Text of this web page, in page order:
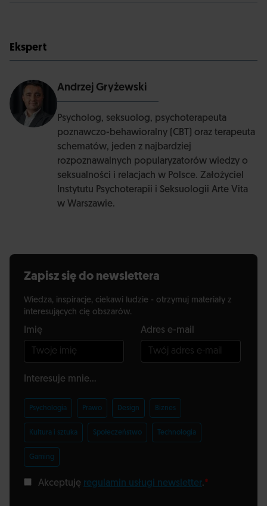
Ekspert
Andrzej Gryżewski
Psycholog, seksuolog, psychoterapeuta
poznawczo-behawioralny (CBT) oraz terapeuta
schematów, jeden z najbardziej
rozpoznawalnych popularyzatorów wiedzy o
seksualności i relacjach w Polsce. Założyciel
Instytutu Psychoterapii i Seksuologii Arte Vita
w Warszawie.
Zapisz się do newslettera
Wiedza, inspiracje, ciekawi ludzie - otrzymuj materiały z
interesujących cię obszarów.
Imię Adres e-mail
Interesuje mnie...
Psychologia Prawo Design Biznes
Kultura i sztuka Społeczeństwo Technologia
Gaming
Akceptuję regulamin usługi newsletter.*